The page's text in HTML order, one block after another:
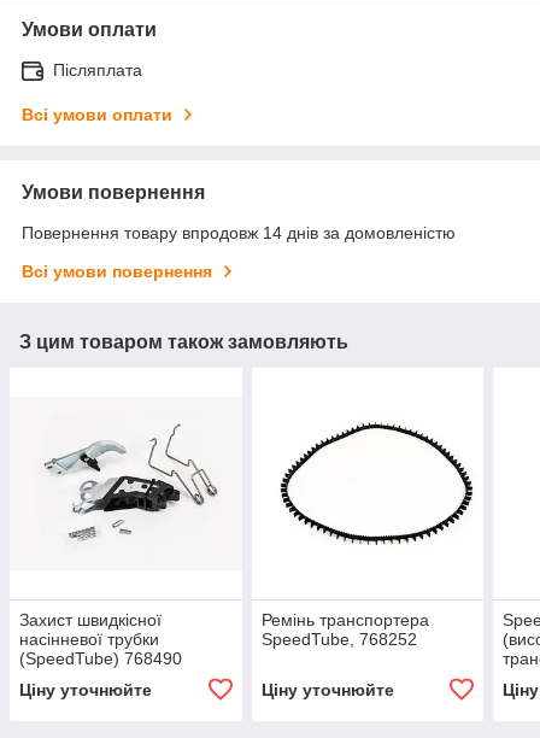
Умови оплати
Післяплата
Всі умови оплати
Умови повернення
Повернення товару впродовж 14 днів за домовленістю
Всі умови повернення
З цим товаром також замовляють
Захист швидкісної
насінневої трубки
(SpeedTube) 768490
Ціну уточнюйте
Ремінь транспортера
SpeedTube, 768252
Ціну уточнюйте